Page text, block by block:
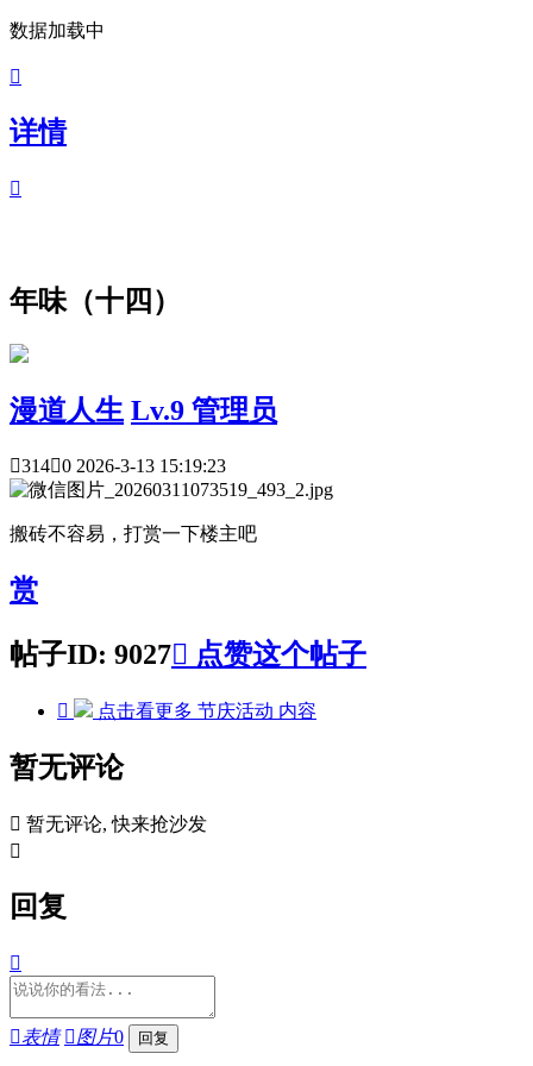
数据加载中

详情

年味（十四）
漫道人生 Lv.9 管理员
3140 2026-3-13 15:19:23
搬砖不容易，打赏一下楼主吧
赏
帖子ID: 9027 点赞这个帖子
 点击看更多 节庆活动 内容
暂无评论
 暂无评论, 快来抢沙发

回复

表情 图片0